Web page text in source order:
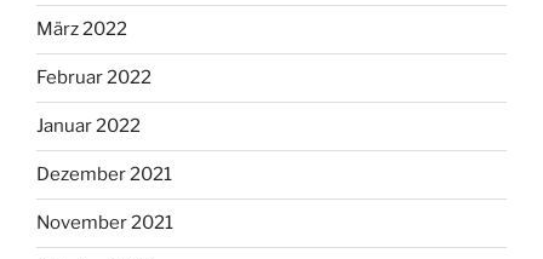
März 2022
Februar 2022
Januar 2022
Dezember 2021
November 2021